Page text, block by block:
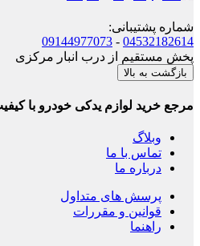
شماره پشتیبانی:
04532182614
-
09144977073
پخش مستقیم از درب انبار مرکزی
بازگشت به بالا
مرجع خرید لوازم یدکی خودرو با
وبلاگ
تماس با ما
درباره ما
پرسش های متداول
قوانین و مقررات
راهنما